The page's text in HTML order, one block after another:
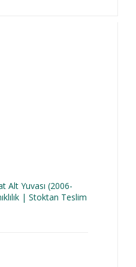
Alt Yuvası (2006-
| Stoktan Teslim